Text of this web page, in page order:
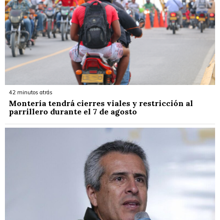
42 minutos atrás
Montería tendrá cierres viales y restricción al
parrillero durante el 7 de agosto